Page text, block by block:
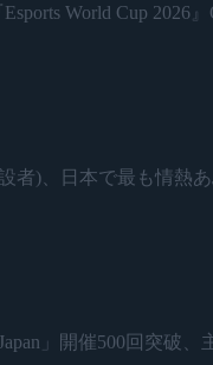
World Cup 2026
者)、日本で最も情熱
」開催500回突破